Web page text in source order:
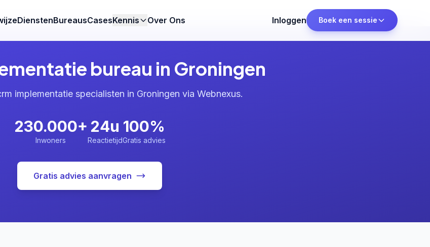
DienstenBureausCasesKennis Over Ons Inloggen Boek een sessie
bureau in Groningen
implementatie specialisten in Groningen via Webnexus.
230.000+
Inwoners
24u
Reactietijd
100%
Gratis advies
Gratis advies aanvragen